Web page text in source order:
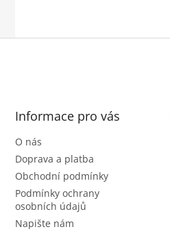
Informace pro vás
O nás
Doprava a platba
Obchodní podmínky
Podmínky ochrany
osobních údajů
Napište nám